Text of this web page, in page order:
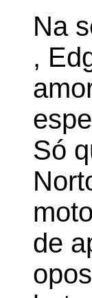
Na
,
Só
de